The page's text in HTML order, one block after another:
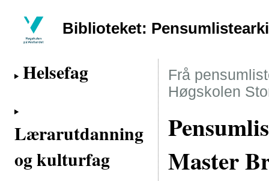
Biblioteket:
Helsefag
Lærarutdanning
og kulturfag
Frå
Høgskolen
Master